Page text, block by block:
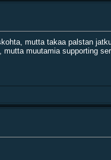
mutta takaa palstan
muutamia supporting